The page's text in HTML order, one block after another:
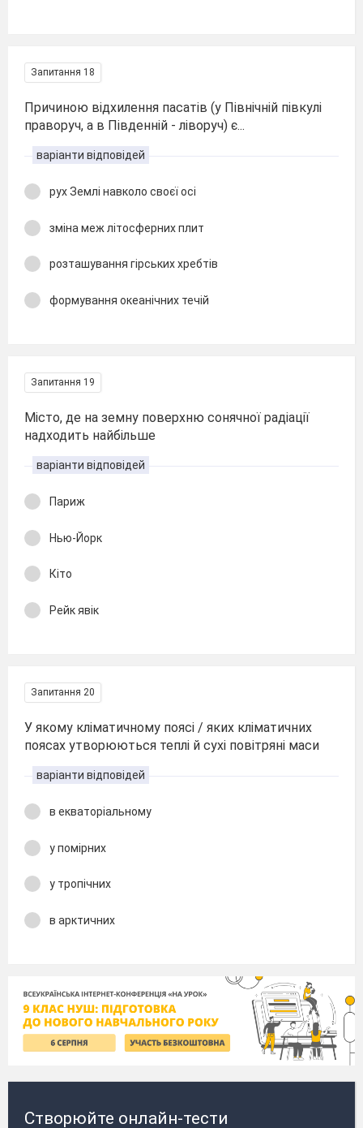
Запитання 18
Причиною відхилення пасатів (у Північній півкулі
праворуч, а в Південній - ліворуч) є...
варіанти відповідей
рух Землі навколо своєї осі
зміна меж літосферних плит
розташування гірських хребтів
формування океанічних течій
Запитання 19
Місто, де на земну поверхню сонячної радіації
надходить найбільше
варіанти відповідей
Париж
Нью-Йорк
Кіто
Рейк явік
Запитання 20
У якому кліматичному поясі / яких кліматичних
поясах утворюються теплі й сухі повітряні маси
варіанти відповідей
в екваторіальному
у помірних
у тропічних
в арктичних
Створюйте онлайн-тести